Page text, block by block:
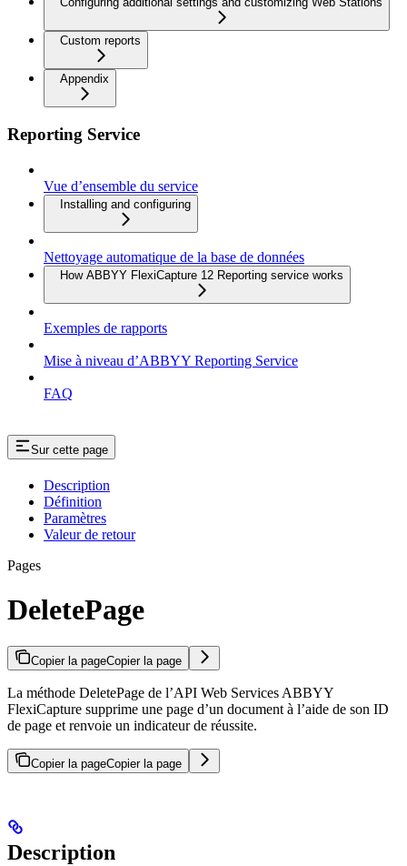
Custom reports
Appendix
Reporting Service
Vue d’ensemble du service
Installing and configuring
Nettoyage automatique de la base de données
How ABBYY FlexiCapture 12 Reporting service works
Exemples de rapports
Mise à niveau d’ABBYY Reporting Service
FAQ
Sur cette page
Description
Définition
Paramètres
Valeur de retour
Pages
DeletePage
Copier la pageCopier la page
La méthode DeletePage de l’API Web Services ABBYY
FlexiCapture supprime une page d’un document à l’aide de son ID
de page et renvoie un indicateur de réussite.
Copier la pageCopier la page
Description